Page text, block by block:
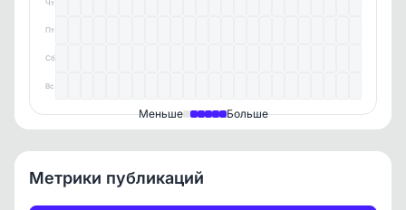
Чт
Пт
Сб
Вс
Меньше Больше
Метрики публикаций